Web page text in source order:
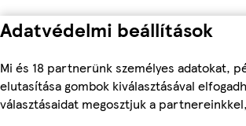
Adatvédelmi beállítások
Mi és 18 partnerünk személyes adatokat,
elutasítása gombok kiválasztásával
választásaidat megosztjuk a